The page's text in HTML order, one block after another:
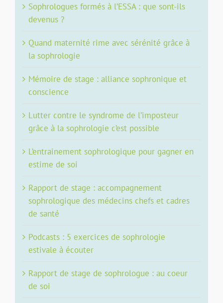
Sophrologues formés à l’ESSA : que sont-ils
devenus ?
Quand maternité rime avec sérénité grâce à
la sophrologie
Mémoire de stage : alliance sophronique et
conscience
Lutter contre le syndrome de l’imposteur
grâce à la sophrologie c’est possible
L’entrainement sophrologique pour gagner en
estime de soi
Rapport de stage : accompagnement
sophrologique des médecins chefs et cadres
de santé
Podcasts : 5 exercices de sophrologie
estivale à écouter
Rapport de stage de sophrologue : au coeur
de soi